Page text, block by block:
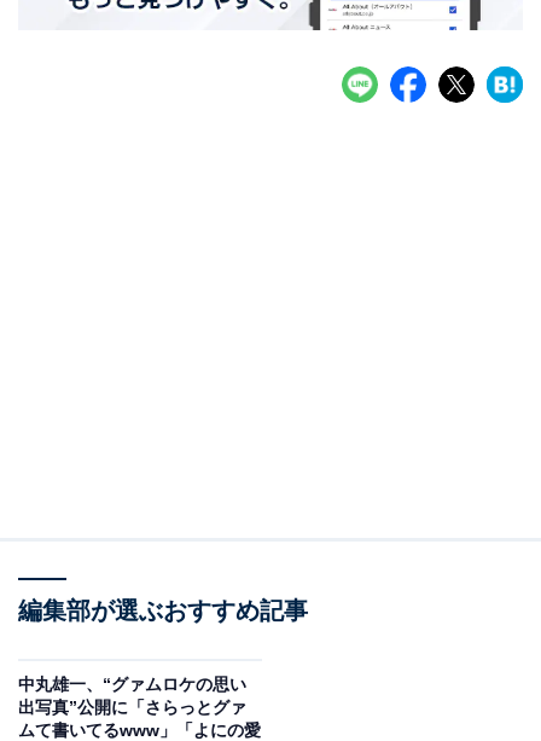
編集部が選ぶおすすめ記事
中丸雄一、“グァムロケの思い
出写真”公開に「さらっとグァ
ムて書いてるwww」「よにの愛